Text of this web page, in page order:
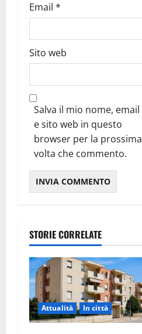
Email *
Sito web
Salva il mio nome, email
e sito web in questo
browser per la prossima
volta che commento.
STORIE CORRELATE
Attualità In città